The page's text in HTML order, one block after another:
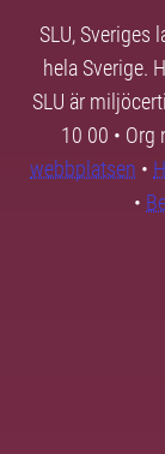
SLU, Sveriges
hela Sverige.
SLU är
10 00 • Org
webbplatsen •
•